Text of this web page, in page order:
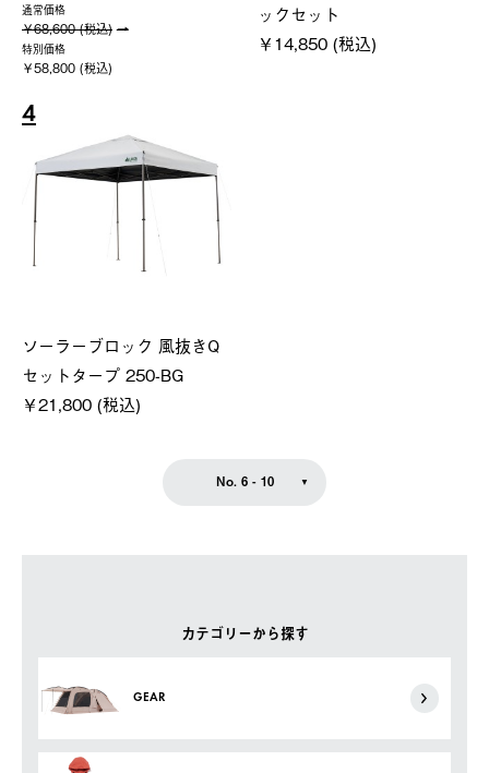
カテゴリーから探す
GEAR
通常価格
￥68,600 (税込)
特別価格
￥58,800 (税込)
ックセット
￥14,850 (税込)
4
ソーラーブロック 風抜きQ
セットタープ 250-BG
￥21,800 (税込)
No. 6 - 10